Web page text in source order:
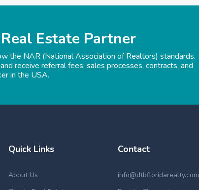
Estate Partner
the NAR (National Association of Realtors) standards.
receive referral fees; sales processes, contracts, and
in the USA.
Quick Links
About Us
Contact
info@dtbfloridarealty.com